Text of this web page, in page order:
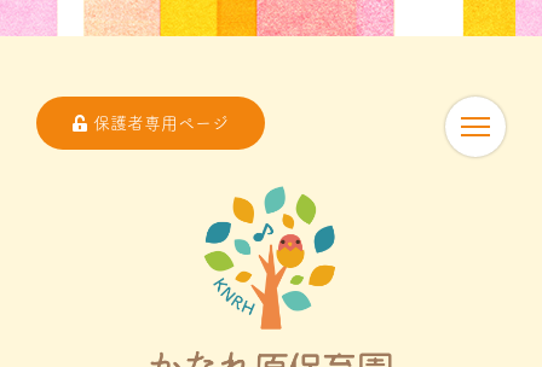
保護者専用ページ